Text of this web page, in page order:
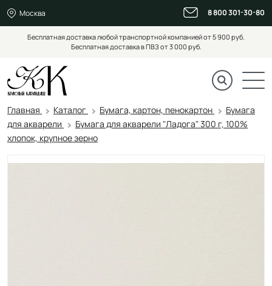
Москва 8 800 301-30-80
Бесплатная доставка любой транспортной компанией от 5 900 руб.
Бесплатная доставка в ПВЗ от 3 000 руб.
Главная Каталог Бумага, картон, пенокартон
Бумага
для акварели
Бумага для акварели "Ладога" 300 г, 100%
хлопок, крупное зерно